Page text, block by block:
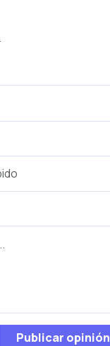
Publicar opinión